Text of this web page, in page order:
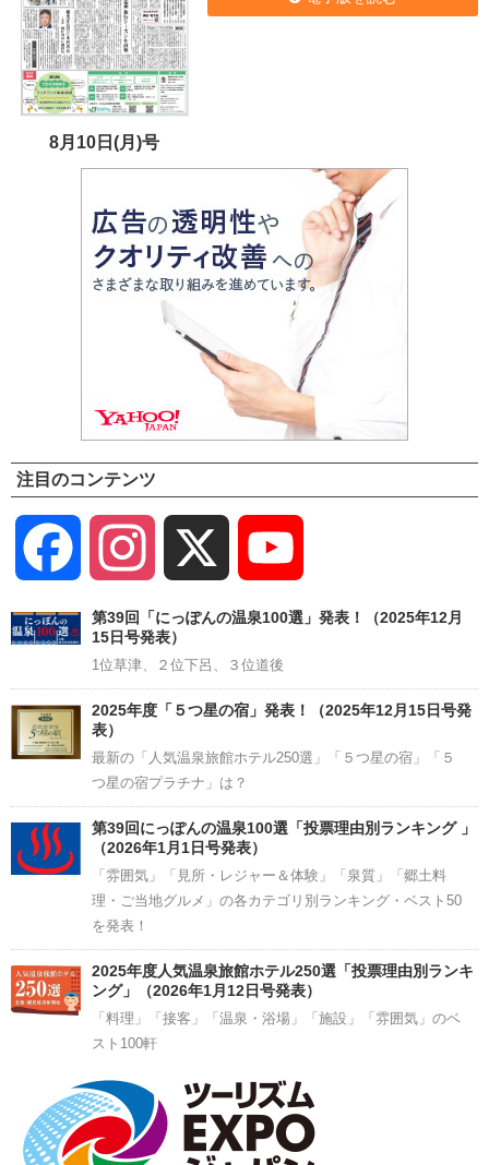
8月10日(月)号
注目のコンテンツ
Facebook Instagram
Channel
第39回「にっぽんの温泉100選」発表！（2025年12月
15日号発表）
1位草津、２位下呂、３位道後
2025年度「５つ星の宿」発表！（2025年12月15日号発
表）
最新の「人気温泉旅館ホテル250選」「５つ星の宿」「５
つ星の宿プラチナ」は？
第39回にっぽんの温泉100選「投票理由別ランキング 」
（2026年1月1日号発表）
「雰囲気」「見所・レジャー＆体験」「泉質」「郷土料
理・ご当地グルメ」の各カテゴリ別ランキング・ベスト50
を発表！
2025年度人気温泉旅館ホテル250選「投票理由別ランキ
ング」（2026年1月12日号発表）
「料理」「接客」「温泉・浴場」「施設」「雰囲気」のベ
スト100軒